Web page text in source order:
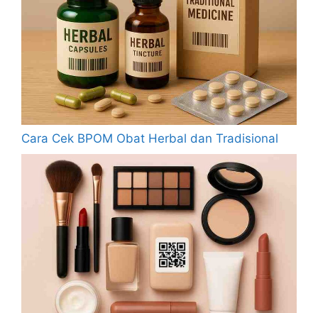
Cara Cek BPOM Obat Herbal dan Tradisional